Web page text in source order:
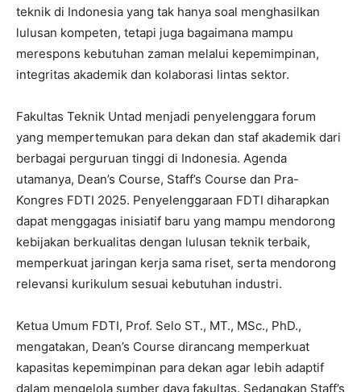
teknik di Indonesia yang tak hanya soal menghasilkan
lulusan kompeten, tetapi juga bagaimana mampu
merespons kebutuhan zaman melalui kepemimpinan,
integritas akademik dan kolaborasi lintas sektor.
Fakultas Teknik Untad menjadi penyelenggara forum
yang mempertemukan para dekan dan staf akademik dari
berbagai perguruan tinggi di Indonesia. Agenda
utamanya, Dean’s Course, Staff’s Course dan Pra-
Kongres FDTI 2025. Penyelenggaraan FDTI diharapkan
dapat menggagas inisiatif baru yang mampu mendorong
kebijakan berkualitas dengan lulusan teknik terbaik,
memperkuat jaringan kerja sama riset, serta mendorong
relevansi kurikulum sesuai kebutuhan industri.
Ketua Umum FDTI, Prof. Selo ST., MT., MSc., PhD.,
mengatakan, Dean’s Course dirancang memperkuat
kapasitas kepemimpinan para dekan agar lebih adaptif
dalam mengelola sumber daya fakultas. Sedangkan Staff’s